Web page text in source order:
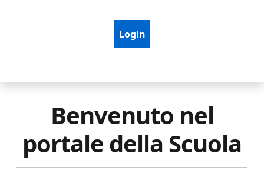
Login
Benvenuto nel
portale della Scuola